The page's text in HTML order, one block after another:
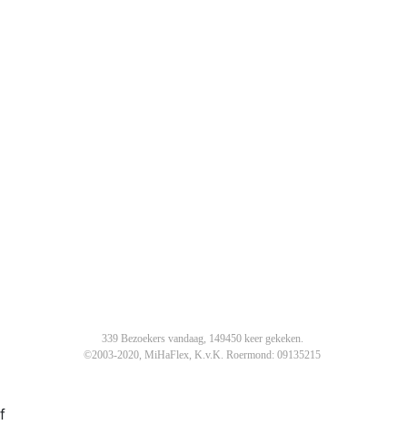
339 Bezoekers vandaag, 149450 keer gekeken.
©2003-2020, MiHaFlex, K.v.K. Roermond: 09135215
f